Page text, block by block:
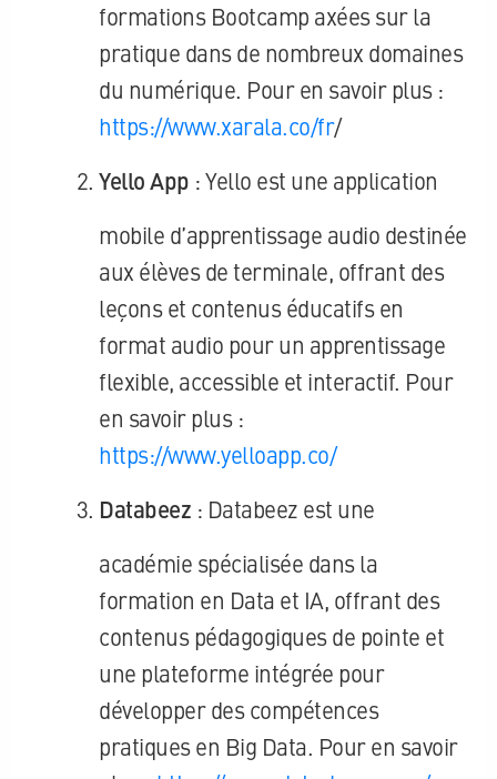
formations Bootcamp axées sur la
pratique dans de nombreux domaines
du numérique. Pour en savoir plus :
https://www.xarala.co/fr/
Yello App : Yello est une application
mobile d’apprentissage audio destinée
aux élèves de terminale, offrant des
leçons et contenus éducatifs en
format audio pour un apprentissage
flexible, accessible et interactif. Pour
en savoir plus :
https://www.yelloapp.co/
Databeez : Databeez est une
académie spécialisée dans la
formation en Data et IA, offrant des
contenus pédagogiques de pointe et
une plateforme intégrée pour
développer des compétences
pratiques en Big Data. Pour en savoir